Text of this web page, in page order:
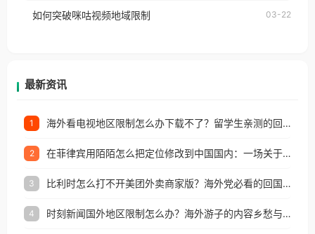
户收听网易云音乐地区版权限制」的问题，无论人在
如何突破咪咕视频地域限制 03-22
最新资讯
1 海外看电视地区限制怎么办下载不了？留学生亲测的回国加速方案（附2026世界杯观赛技巧）
2 在菲律宾用陌陌怎么把定位修改到中国国内：一场关于归属感与连接的探索
3 比利时怎么打不开美团外卖商家版？海外党必看的回国加速全攻略
4 时刻新闻国外地区限制怎么办？海外游子的内容乡愁与破局之路